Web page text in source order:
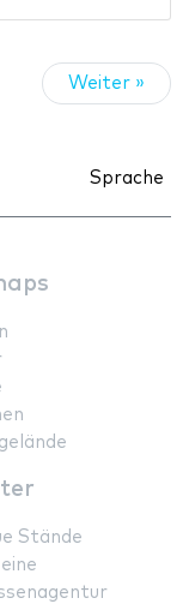
Weiter »
Sprache
Stände